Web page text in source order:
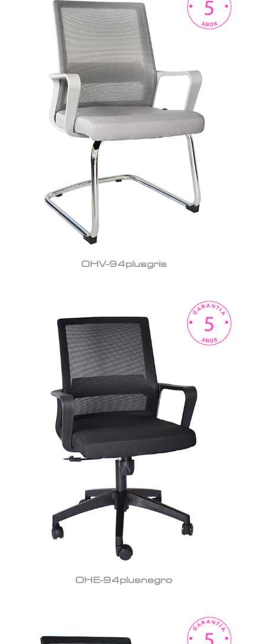
OHV-94plusgris
OHE-94plusnegro